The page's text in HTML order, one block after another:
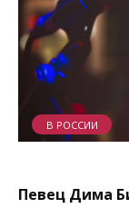
В РОССИИ
Певец Дима